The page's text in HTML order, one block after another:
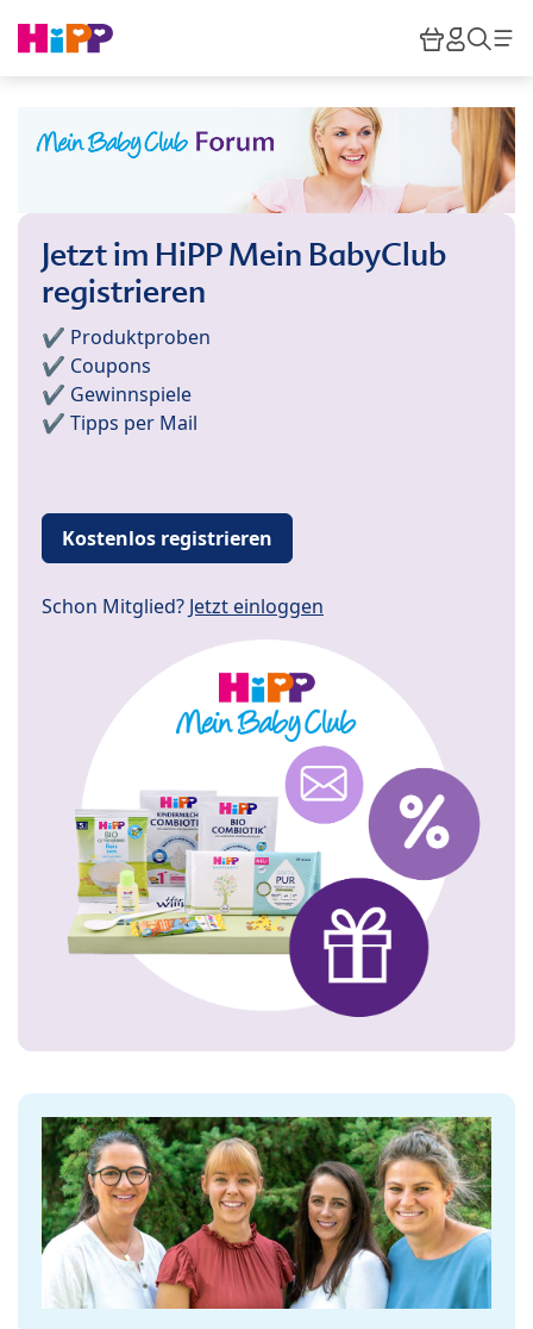
HiPP
Jetzt im HiPP Mein BabyClub
registrieren
✔️ Produktproben
✔️ Coupons
✔️ Gewinnspiele
✔️ Tipps per Mail
Kostenlos registrieren
Schon Mitglied? Jetzt einloggen